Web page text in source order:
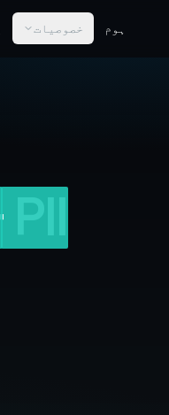
ہوم خصوصیات